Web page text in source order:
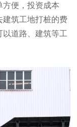
方便，投资成本
建筑工地打桩的费
道路、建筑等工